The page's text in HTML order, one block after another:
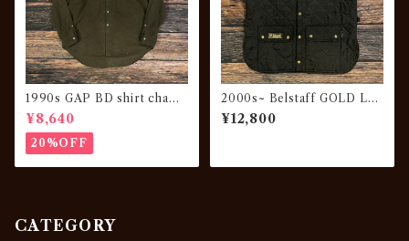
1990s GAP BD shirt chamo
is cross cotton × rayon
¥8,640
20%OFF
2000s~ Belstaff GOLD LA
BEL Quilted vest
¥12,800
CATEGORY